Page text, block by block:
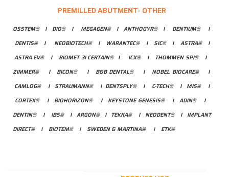
PREMILLED ABUTMENT- OTHER
OSSTEM®I DIO®I MEGAGEN®I ANTHOGYR®I DENTIUM®I
DENTIS®I NEOBIOTECH®I WARANTEC®I SIC® I ASTRA®I
ASTRA EV®
I BIOMET 3I CERTAIN®I ICX®I THOMMEN SPI®I
ZIMMER®I BICON®I B&B DENTAL®I NOBEL BIOCARE®I
CAMLOG®
I STRAUMANN®I DENTSPLY®I C-TECH®I MIS®
I
CORTEX®I BIOHORIZON®I KEYSTONE GENESIS®IADIN®I
DENTIN®I IBS®IARGON® I TEKKA®I NEODENT®I IMPLANT
DIRECT®I BIOTEM®I SWEDEN & MARTINA® I ETK®